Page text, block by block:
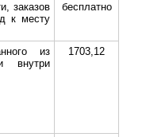
заказов
к месту
бесплатно
из
внутри
1703,12